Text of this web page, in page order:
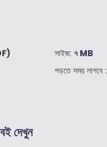
সাইজ: ৭ MB
পড়তে সময় লাগবে :
দেখুন